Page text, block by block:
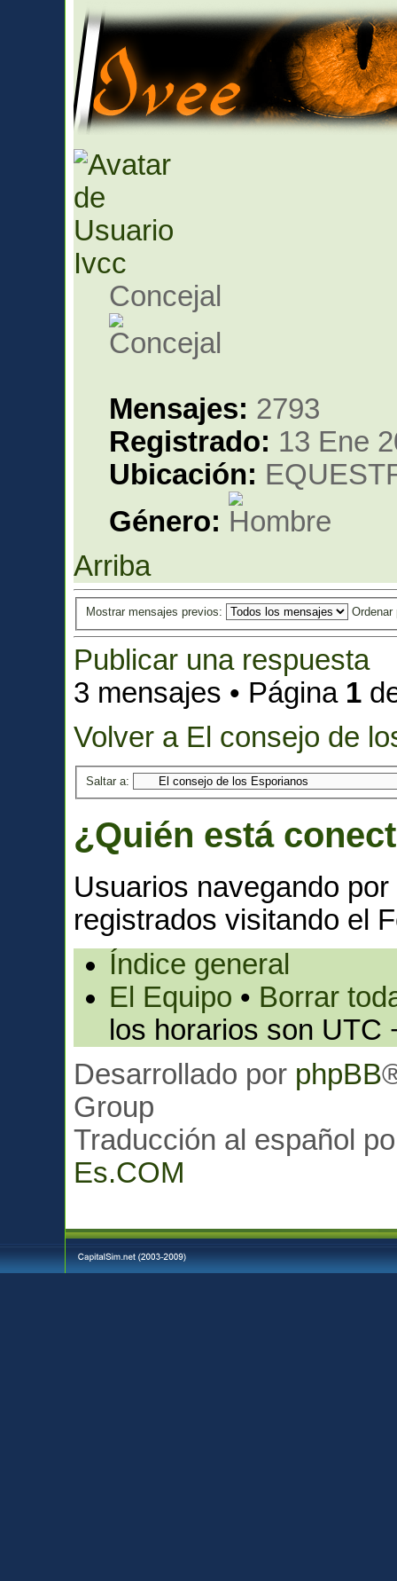
Ivcc
Concejal
Mensajes: 2793
Registrado: 13 Ene
Ubicación:
Género:
Arriba
Mostrar mensajes previos:
Publicar una respuesta
3 mensajes • Página 1
Volver a El consejo de
Saltar a:
¿Quién está
Usuarios navegando
registrados visitando el
Índice general
El Equipo • Borrar
los horarios son UTC
Desarrollado por phpBB
Group
Traducción al español
Es.COM